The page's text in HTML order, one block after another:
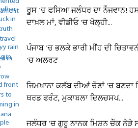
ਰੂਸ 'ਚ ਫਸਿਆ ਜਲੰਧਰ ਦਾ ਨੌਜਵਾਨ!
ਦਾਖ਼ਲ ਮਾਂ, ਵੀਡੀਓ 'ਚ ਖੋਲ੍ਹੀ...
ਪੰਜਾਬ 'ਚ ਭਲਕੇ ਭਾਰੀ ਮੀਂਹ ਦੀ
'ਚ ਅਲਰਟ
ਜਿਮਖਾਨਾ ਕਲੱਬ ਦੀਆਂ ਚੋਣਾਂ 'ਚ ਬਣਦਾ
ਥਰਡ ਫਰੰਟ, ਮੁਕਾਬਲਾ ਦਿਲਚਸਪ...
ਜਲੰਧਰ 'ਚ ਗੁਰੂ ਨਾਨਕ ਮਿਸ਼ਨ ਚੌਕ ਨੇੜੇ